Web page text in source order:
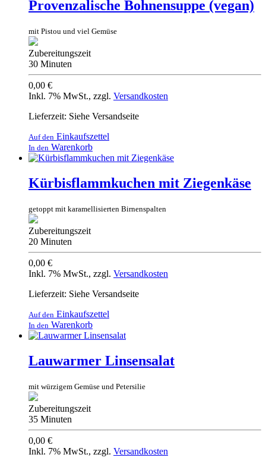
Provenzalische Bohnensuppe (vegan)
mit Pistou und viel Gemüse
Zubereitungszeit
30 Minuten
0,00 €
Inkl. 7% MwSt., zzgl. Versandkosten
Lieferzeit: Siehe Versandseite
Auf den Einkaufszettel
In den Warenkorb
Kürbisflammkuchen mit Ziegenkäse
getoppt mit karamellisierten Birnenspalten
Zubereitungszeit
20 Minuten
0,00 €
Inkl. 7% MwSt., zzgl. Versandkosten
Lieferzeit: Siehe Versandseite
Auf den Einkaufszettel
In den Warenkorb
Lauwarmer Linsensalat
mit würzigem Gemüse und Petersilie
Zubereitungszeit
35 Minuten
0,00 €
Inkl. 7% MwSt., zzgl. Versandkosten